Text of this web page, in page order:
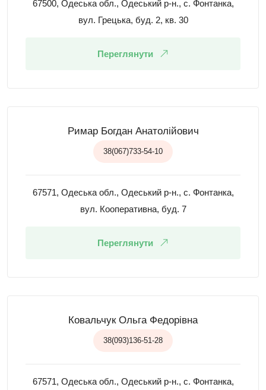
67500, Одеська обл., Одеський р-н., с. Фонтанка,
вул. Грецька, буд. 2, кв. 30
Переглянути
Римар Богдан Анатолійович
38(067)733-54-10
67571, Одеська обл., Одеський р-н., с. Фонтанка,
вул. Кооперативна, буд. 7
Переглянути
Ковальчук Ольга Федорівна
38(093)136-51-28
67571, Одеська обл., Одеський р-н., с. Фонтанка,